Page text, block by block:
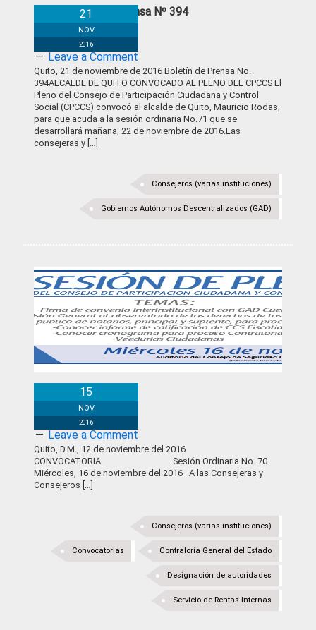
Boletín de Prensa Nº 394
21
NOV
2016
Leave a Comment
Quito, 21 de noviembre de 2016 Boletín de Prensa No.
394ALCALDE DE QUITO CONVOCADO AL PLENO DEL CPCCS El
Pleno del Consejo de Participación Ciudadana y Control
Social (CPCCS) convocó al alcalde de Quito, Mauricio Rodas,
para que acuda a la sesión ordinaria No.71 que se
desarrollará mañana, 22 de noviembre de 2016.Las
consejeras y […]
Consejeros (varias instituciones)
Gobiernos Autónomos Descentralizados (GAD)
Convocatoria
15
NOV
2016
Leave a Comment
Quito, D.M., 12 de noviembre del 2016
CONVOCATORIA Sesión Ordinaria No. 70
Miércoles, 16 de noviembre del 2016 A las Consejeras y
Consejeros […]
Consejeros (varias instituciones)
Contraloría General del Estado
Convocatorias
Designación de autoridades
Servicio de Rentas Internas